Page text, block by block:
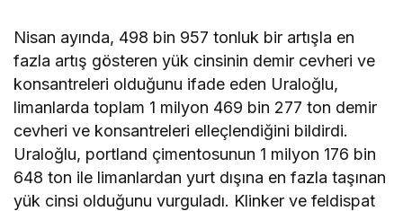
Nisan ayında, 498 bin 957 tonluk bir artışla en
fazla artış gösteren yük cinsinin demir cevheri ve
konsantreleri olduğunu ifade eden Uraloğlu,
limanlarda toplam 1 milyon 469 bin 277 ton demir
cevheri ve konsantreleri elleçlendiğini bildirdi.
Uraloğlu, portland çimentosunun 1 milyon 176 bin
648 ton ile limanlardan yurt dışına en fazla taşınan
yük cinsi olduğunu vurguladı. Klinker ve feldispat